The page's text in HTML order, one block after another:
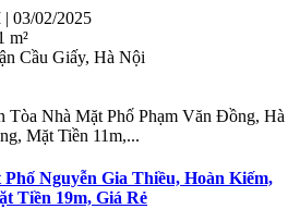
03/02/2025
m²
Cầu Giấy, Hà Nội
Tòa Nhà Mặt Phố Phạm Văn Đồng, Hà
Mặt Tiền 11m,...
Nguyễn Gia Thiều, Hoàn Kiếm,
Tiền 19m, Giá Rẻ